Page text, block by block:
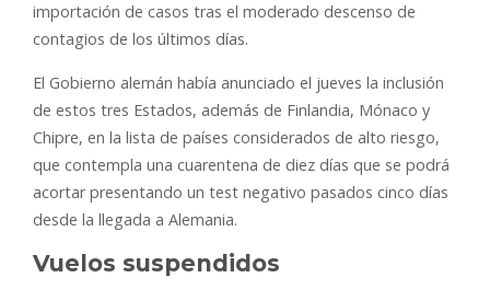
importación de casos tras el moderado descenso de
contagios de los últimos días.
El Gobierno alemán había anunciado el jueves la inclusión
de estos tres Estados, además de Finlandia, Mónaco y
Chipre, en la lista de países considerados de alto riesgo,
que contempla una cuarentena de diez días que se podrá
acortar presentando un test negativo pasados cinco días
desde la llegada a Alemania.
Vuelos suspendidos